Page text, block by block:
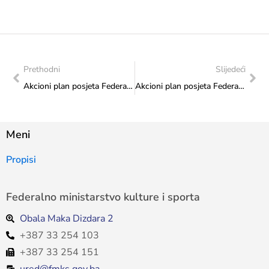
Prethodni
Akcioni plan posjeta Federalnog ministarstva kulture i sporta: Posjeta Pozorištu lutaka Mostar
Slijedeći
Akcioni plan posjeta Federalnog ministarstva kulture i sporta: Realizovana posjeta Univerzitetu u Tuzli
Meni
Propisi
Federalno ministarstvo kulture i sporta
Obala Maka Dizdara 2
+387 33 254 103
+387 33 254 151